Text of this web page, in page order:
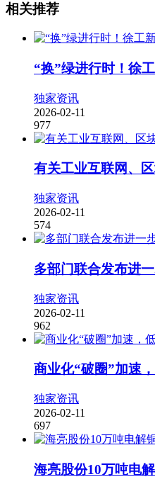
相关推荐
“换”绿进行时！徐
独家资讯
2026-02-11
977
有关工业互联网、
独家资讯
2026-02-11
574
多部门联合发布进
独家资讯
2026-02-11
962
商业化“破圈”加速
独家资讯
2026-02-11
697
海亮股份10万吨电